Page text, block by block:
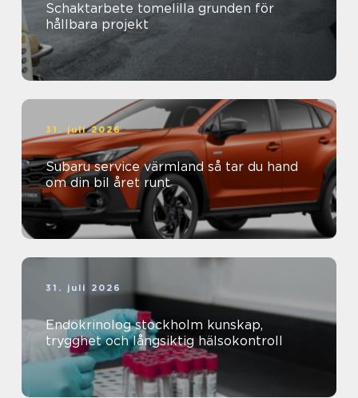
Schaktarbete tomelilla grunden för
hållbara projekt
31. juli 2026
Subaru service värmland så tar du hand
om din bil året runt
31. juli 2026
Endokrinolog stockholm kunskap,
trygghet och långsiktig hälsokontroll